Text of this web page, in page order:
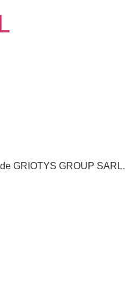
GRIOTYS GROUP SARL.